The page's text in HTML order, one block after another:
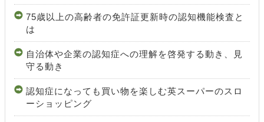
75歳以上の高齢者の免許証更新時の認知機能検査と
は
自治体や企業の認知症への理解を啓発する動き、見
守る動き
認知症になっても買い物を楽しむ英スーパーのスロ
ーショッピング